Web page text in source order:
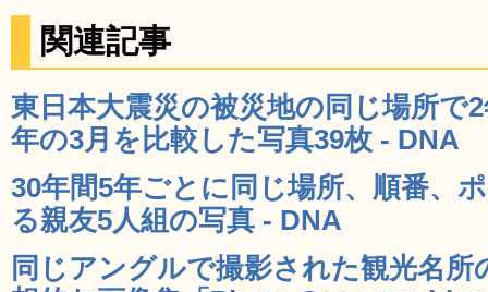
関連記事
東日本大震災の被災地の同じ場所で
年の3月を比較した写真39枚 - DNA
30年間5年ごとに同じ場所、順番、
る親友5人組の写真 - DNA
同じアングルで撮影された観光名所